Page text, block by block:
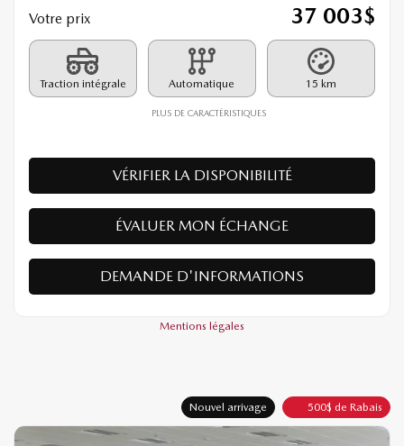
Votre prix
37 003$
Traction intégrale Automatique 15 km
PLUS DE CARACTÉRISTIQUES
VÉRIFIER LA DISPONIBILITÉ
ÉVALUER MON ÉCHANGE
DEMANDE D'INFORMATIONS
Mentions légales
Nouvel arrivage 500$ de Rabais